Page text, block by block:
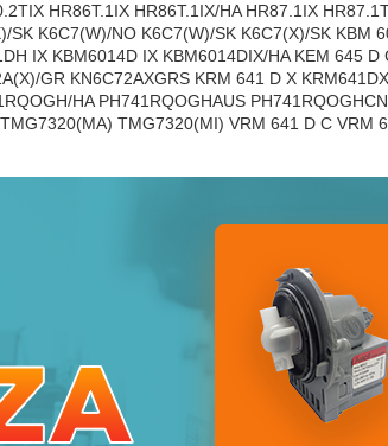
HR86T.1IX HR86T.1IX/HA HR87.1IX
SK K6C7(W)/NO K6C7(W)/SK K6C7(X)/SK KBM
IX KBM6014D IX KBM6014DIX/HA KEM 645
GR KN6C72AXGRS KRM 641 D X
HA PH741RQOGHAUS
TMG7320(MI) VRM 641 D C VRM